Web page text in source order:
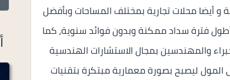
و أيضا محلات تجارية بمختلف المساحات وبأفضل
فترة سداد ممكنة وبدون فوائد سنوية، كما
والمهندسين بمجال الاستشارات الهندسية
المول ليصبح بصورة معمارية مبتكرة بتقنيات